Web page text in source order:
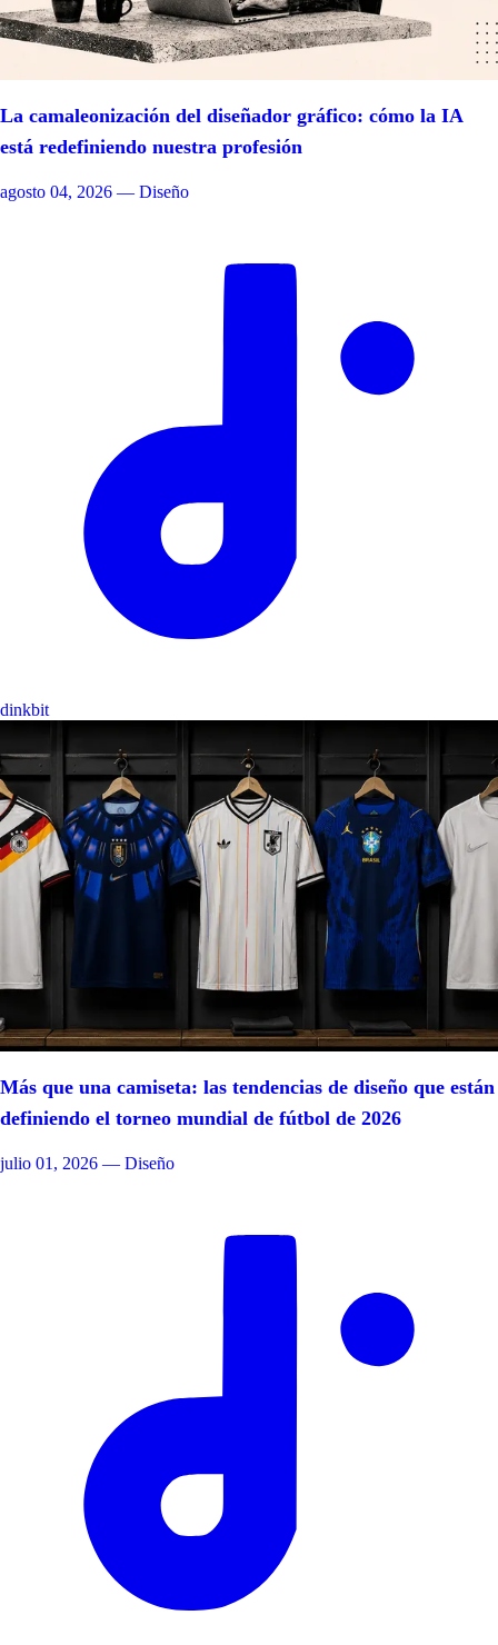
La camaleonización del diseñador gráfico: cómo la IA
está redefiniendo nuestra profesión
agosto 04, 2026 — Diseño
dinkbit
Más que una camiseta: las tendencias de diseño que están
definiendo el torneo mundial de fútbol de 2026
julio 01, 2026 — Diseño